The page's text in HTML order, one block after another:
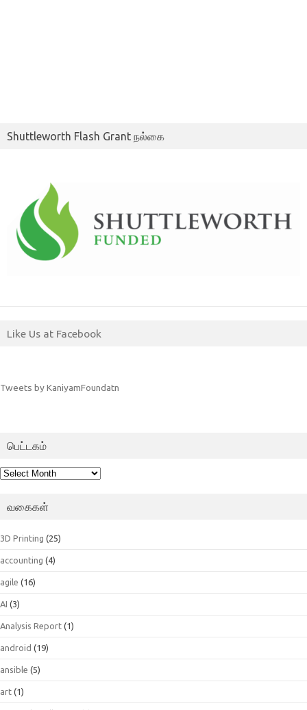
Shuttleworth Flash Grant நல்கை
Like Us at Facebook
Tweets by KaniyamFoundatn
பெட்டகம்
பெட்டகம்
வகைகள்
3D Printing (25)
accounting (4)
agile (16)
AI (3)
Analysis Report (1)
android (19)
ansible (5)
art (1)